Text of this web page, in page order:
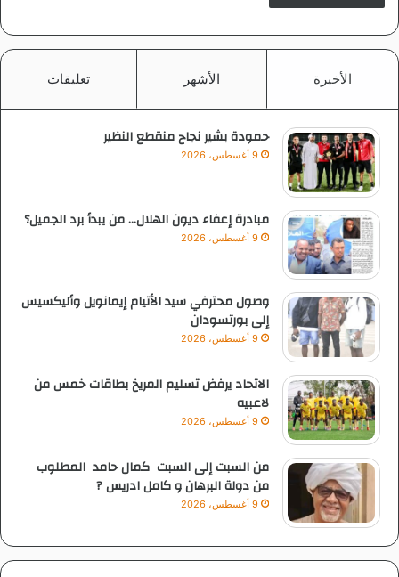
الأخيرة الأشهر تعليقات
حمودة بشير نجاح منقطع النظير
9 أغسطس، 2026
مبادرة إعفاء ديون الهلال… من يبدأ برد الجميل؟
9 أغسطس، 2026
وصول محترفي سيد الأتيام إيمانويل وأليكسيس
إلى بورتسودان
9 أغسطس، 2026
الاتحاد يرفض تسليم المريخ بطاقات خمس من
لاعبيه
9 أغسطس، 2026
من السبت إلى السبت كمال حامد المطلوب
من دولة البرهان و كامل ادريس ?
9 أغسطس، 2026